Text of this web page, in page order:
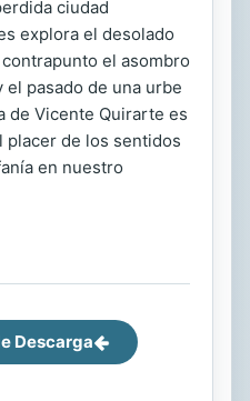
ciudad
explora el desolado
el asombro
pasado de una urbe
de Vicente Quirarte es
de los sentidos
en nuestro
Descarga